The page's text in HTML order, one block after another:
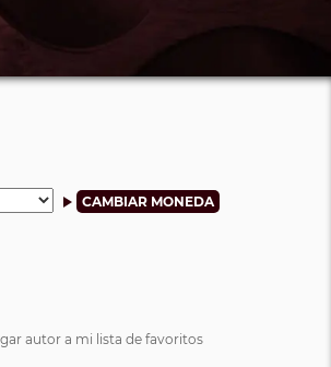
autor a mi lista de favoritos